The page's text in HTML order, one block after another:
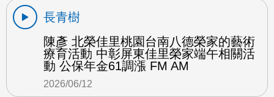
長青樹
陳彥 北榮佳里桃園台南八德榮家的藝術
療育活動 中彰屏東佳里榮家端午相關活
動 公保年金61調漲 FM AM
2026/06/12